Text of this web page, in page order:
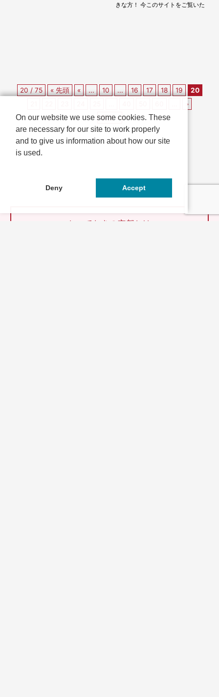
きな方！ 今このサイトをご覧いた
20 / 75 « 先頭 « ... 10 ... 16 17 18 19
20
»
最後 »
とっておきの京都とは
On our website we use some cookies. These
are necessary for our site to work properly
and to give us information about how our site
is used.
Deny Accept